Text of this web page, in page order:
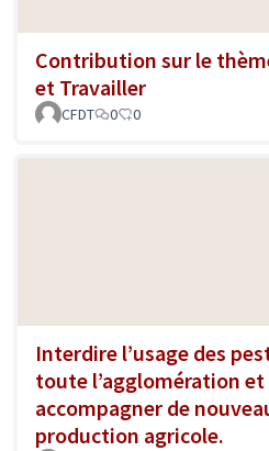
Contribution sur le
et Travailler
CFDT 0 0
Interdire l’usage des
toute l’agglomération et
accompagner de
production agricole.